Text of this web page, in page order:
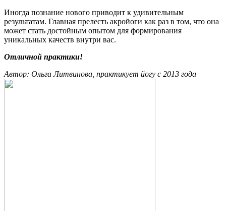
Иногда познание нового приводит к удивительным
результатам. Главная прелесть акройоги как раз в том, что она
может стать достойным опытом для формирования
уникальных качеств внутри вас.
Отличной практики!
Автор: Ольга Литвинова, практикует йогу с 2013 года